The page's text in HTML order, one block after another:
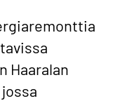
Haaralan